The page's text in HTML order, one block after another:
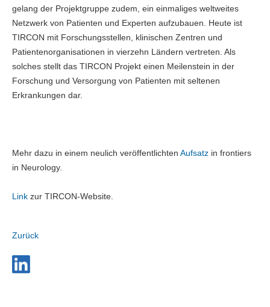
gelang der Projektgruppe zudem, ein einmaliges weltweites
Netzwerk von Patienten und Experten aufzubauen. Heute ist
TIRCON mit Forschungsstellen, klinischen Zentren und
Patientenorganisationen in vierzehn Ländern vertreten. Als
solches stellt das TIRCON Projekt einen Meilenstein in der
Forschung und Versorgung von Patienten mit seltenen
Erkrankungen dar.
Mehr dazu in einem neulich veröffentlichten Aufsatz in frontiers
in Neurology.
Link zur TIRCON-Website.
Zurück